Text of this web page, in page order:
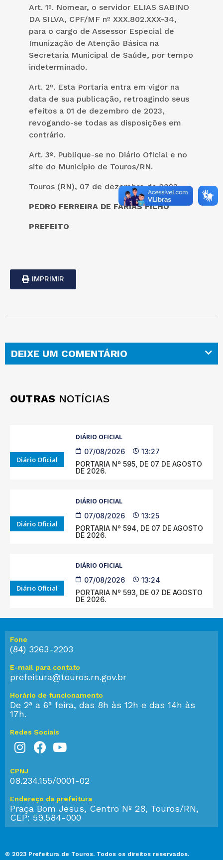
Art. 1º. Nomear, o servidor ELIAS SABINO
DA SILVA, CPF/MF nº XXX.802.XXX-34,
para o cargo de Assessor Especial de
Imunização de Atenção Básica na
Secretaria Municipal de Saúde, por tempo
indeterminado.
Art. 2º. Esta Portaria entra em vigor na
data de sua publicação, retroagindo seus
efeitos a 01 de dezembro de 2023,
revogando-se todas as disposições em
contrário.
Art. 3º. Publique-se no Diário Oficial e no
site do Município de Touros/RN.
Touros (RN), 07 de dezembro de 2023.
PEDRO FERREIRA DE FARIAS FILHO
PREFEITO
IMPRIMIR
DEIXE UM COMENTÁRIO
OUTRAS NOTÍCIAS
Diário Oficial
DIÁRIO OFICIAL
07/08/2026
13:27
PORTARIA Nº 595, DE 07 DE AGOSTO
DE 2026.
Diário Oficial
DIÁRIO OFICIAL
07/08/2026
13:25
PORTARIA Nº 594, DE 07 DE AGOSTO
DE 2026.
Diário Oficial
DIÁRIO OFICIAL
07/08/2026
13:24
PORTARIA Nº 593, DE 07 DE AGOSTO
DE 2026.
Fone
(84) 3263-2203
E-mail para contato
prefeitura@touros.rn.gov.br
Horário de funcionamento
De 2ª a 6ª feira, das 8h às 12h e das 14h às
17h.
Redes Sociais
CPNJ
08.234.155/0001-02
Endereço da prefeitura
Praça Bom Jesus, Centro Nº 28, Touros/RN,
CEP: 59.584-000
© 2023 Prefeitura de Touros. Todos os direitos reservados.